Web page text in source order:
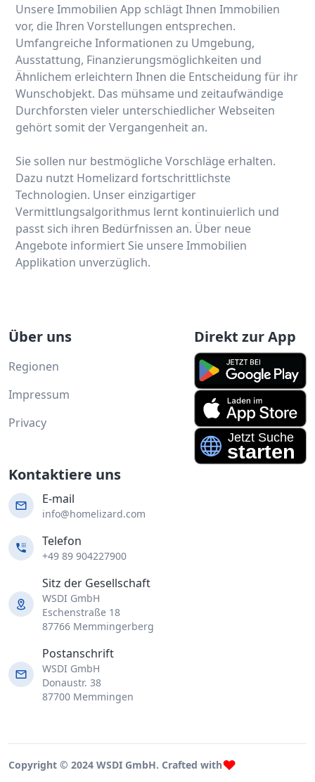
Unsere Immobilien App schlägt Ihnen Immobilien
vor, die Ihren Vorstellungen entsprechen.
Umfangreiche Informationen zu Umgebung,
Ausstattung, Finanzierungsmöglichkeiten und
Ähnlichem erleichtern Ihnen die Entscheidung für ihr
Wunschobjekt. Das mühsame und zeitaufwändige
Durchforsten vieler unterschiedlicher Webseiten
gehört somit der Vergangenheit an.
Sie sollen nur bestmögliche Vorschläge erhalten.
Dazu nutzt Homelizard fortschrittlichste
Technologien. Unser einzigartiger
Vermittlungsalgorithmus lernt kontinuierlich und
passt sich ihren Bedürfnissen an. Über neue
Angebote informiert Sie unsere Immobilien
Applikation unverzüglich.
Über uns
Regionen
Impressum
Privacy
Direkt zur App
Kontaktiere uns
E-mail
info@homelizard.com
Telefon
+49 89 904227900
Sitz der Gesellschaft
WSDI GmbH
Eschenstraße 18
87766 Memmingerberg
Postanschrift
WSDI GmbH
Donaustr. 38
87700 Memmingen
Copyright © 2024 WSDI GmbH. Crafted with